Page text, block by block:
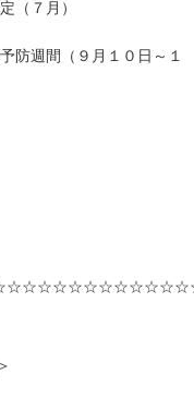
（７月）
防週間（９月１０日～１